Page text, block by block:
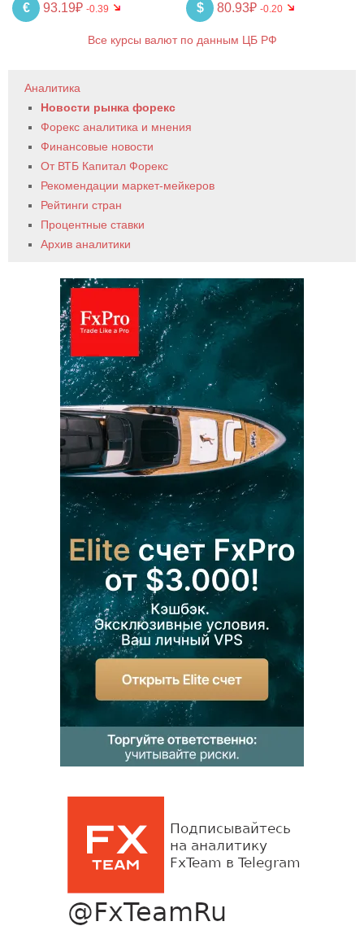
€ 93.19₽ -0.39 $ 80.93₽ -0.20
Все курсы валют по данным ЦБ РФ
Аналитика
Новости рынка форекс
Форекс аналитика и мнения
Финансовые новости
От ВТБ Капитал Форекс
Рекомендации маркет-мейкеров
Рейтинги стран
Процентные ставки
Архив аналитики